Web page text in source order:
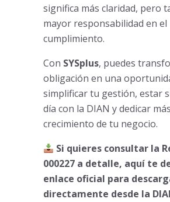
significa más claridad, pero
mayor responsabilidad en el
cumplimiento.
Con SYSplus, puedes
obligación en una
simplificar tu gestión, estar
día con la DIAN y dedicar
crecimiento de tu negocio.
Si quieres consultar la
000227 a detalle, aquí te
enlace oficial para
directamente desde la